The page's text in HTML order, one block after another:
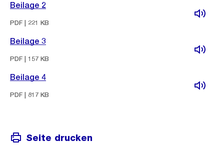
Beilage 2
PDF | 221 KB
Beilage 3
PDF | 157 KB
Beilage 4
PDF | 817 KB
Seite drucken